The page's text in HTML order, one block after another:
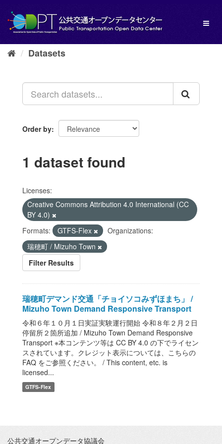
content
Datasets
Order by
1 dataset found
Licenses:
Creative Commons Attribution 4.0 International (CC
BY 4.0)
Formats:
GTFS-Flex
Organizations:
瑞穂町 / Mizuho Town
Filter Results
瑞穂町デマンド交通「チョイソコみずほまち」 /
Mizuho Town Demand Responsive Transport
令和６年１０月１日実証実験運行開始 令和８年２月２日
停留所２箇所追加 / Mizuho Town Demand Responsive
Transport ※本コンテンツ等は CC BY 4.0 の下でライセン
スされています。クレジット表示については、こちらの
FAQ をご参照ください。 / This content, etc. is
licensed...
GTFS-Flex
公共交通オープンデータ協議会